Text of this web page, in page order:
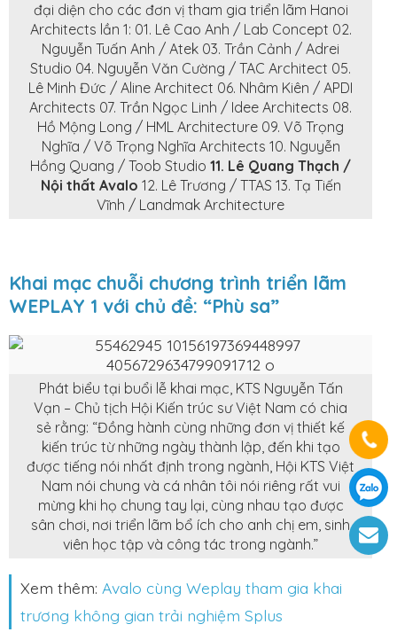
đại diện cho các đơn vị tham gia triển lãm Hanoi
Architects lần 1: 01. Lê Cao Anh / Lab Concept 02.
Nguyễn Tuấn Anh / Atek 03. Trần Cảnh / Adrei
Studio 04. Nguyễn Văn Cường / TAC Architect 05.
Lê Minh Đức / Aline Architect 06. Nhâm Kiên / APDI
Architects 07. Trần Ngọc Linh / Idee Architects 08.
Hồ Mộng Long / HML Architecture 09. Võ Trọng
Nghĩa / Võ Trọng Nghĩa Architects 10. Nguyễn
Hồng Quang / Toob Studio 11. Lê Quang Thạch /
Nội thất Avalo 12. Lê Trương / TTAS 13. Tạ Tiến
Vĩnh / Landmak Architecture
Khai mạc chuỗi chương trình triển lãm
WEPLAY 1 với chủ đề: “Phù sa”
Phát biểu tại buổi lễ khai mạc, KTS Nguyễn Tấn
Vạn – Chủ tịch Hội Kiến trúc sư Việt Nam có chia
sẻ rằng: “Đồng hành cùng những đơn vị thiết kế
kiến trúc từ những ngày thành lập, đến khi tạo
được tiếng nói nhất định trong ngành, Hội KTS Việt
Nam nói chung và cá nhân tôi nói riêng rất vui
mừng khi họ chung tay lại, cùng nhau tạo được
sân chơi, nơi triển lãm bổ ích cho anh chị em, sinh
viên học tập và công tác trong ngành.”
Xem thêm: Avalo cùng Weplay tham gia khai
trương không gian trải nghiệm Splus